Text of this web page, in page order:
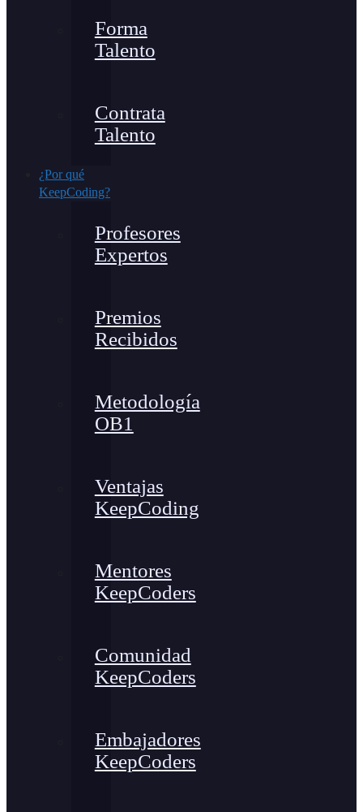
Forma
Talento
Contrata
Talento
¿Por qué
KeepCoding?
Profesores
Expertos
Premios
Recibidos
Metodología
OB1
Ventajas
KeepCoding
Mentores
KeepCoders
Comunidad
KeepCoders
Embajadores
KeepCoders